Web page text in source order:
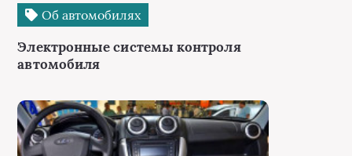
Об автомобилях
Электронные системы контроля
автомобиля